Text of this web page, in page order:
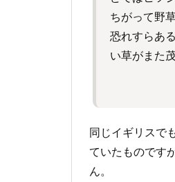
ちがって野
恐れすらあ
い草がまた
同じイギリスで
ていたものです
ん。